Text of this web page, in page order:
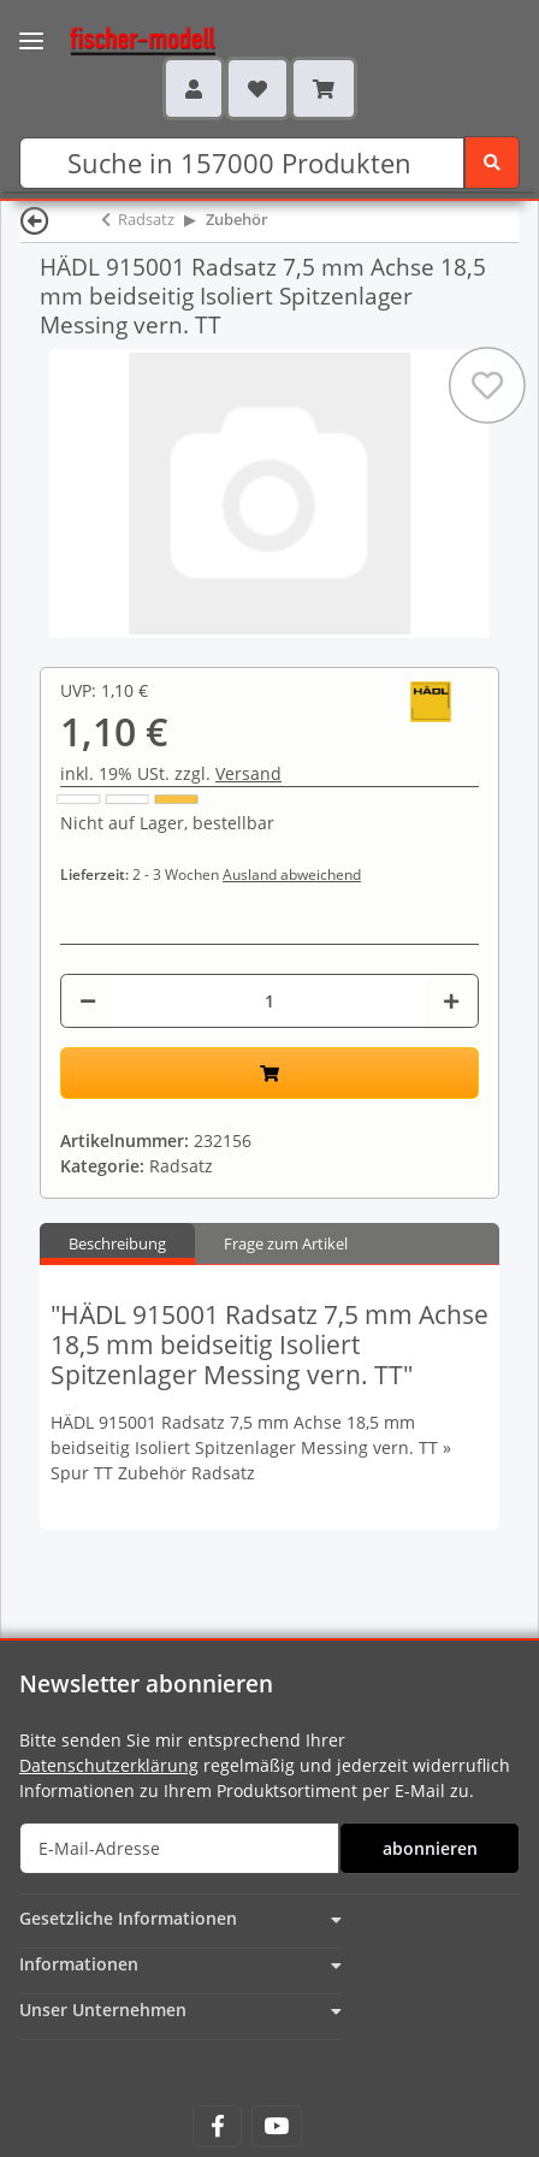
Radsatz Zubehör
HÄDL 915001 Radsatz 7,5 mm Achse 18,5
mm beidseitig Isoliert Spitzenlager
Messing vern. TT
UVP: 1,10 €
1,10 €
inkl. 19% USt. zzgl. Versand
Nicht auf Lager, bestellbar
Lieferzeit:2 - 3 WochenAusland abweichend
Artikelnummer: 232156
Kategorie: Radsatz
Beschreibung Frage zum Artikel
"HÄDL 915001 Radsatz 7,5 mm Achse
18,5 mm beidseitig Isoliert
Spitzenlager Messing vern. TT"
HÄDL 915001 Radsatz 7,5 mm Achse 18,5 mm
beidseitig Isoliert Spitzenlager Messing vern. TT »
Spur TT Zubehör Radsatz
Newsletter abonnieren
Bitte senden Sie mir entsprechend Ihrer
Datenschutzerklärung regelmäßig und jederzeit widerruflich
Informationen zu Ihrem Produktsortiment per E-Mail zu.
abonnieren
Gesetzliche Informationen
Informationen
Unser Unternehmen